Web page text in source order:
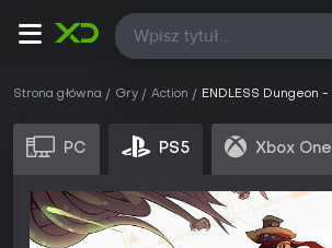
Wszystkie
Strona główna Gry Action ENDLESS Dungeon
PC PS5 Xbox